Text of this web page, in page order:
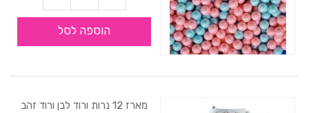
הוספה לסל
מארז 12 נרות ורוד לבן ורוד זהב